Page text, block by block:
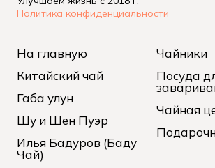
Политика конфиденциальности
На главную
Китайский чай
Габа улун
Шу и Шен Пуэр
Илья Бадуров (Баду
Чай)
Чайники
Посуда
Чайная